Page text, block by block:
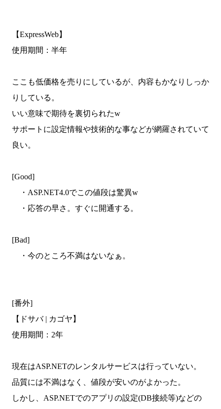
【ExpressWeb】
使用期間：半年
ここも低価格を売りにしているが、内容もかなりしっか
りしている。
いい意味で期待を裏切られたw
サポートに設定情報や技術的な事などが網羅されていて
良い。
[Good]
・ASP.NET4.0でこの値段は驚異w
・応答の早さ。すぐに開通する。
[Bad]
・今のところ不満はないなぁ。
[番外]
【ドサバ | カゴヤ】
使用期間：2年
現在はASP.NETのレンタルサービスは行っていない。
品質には不満はなく、値段が安いのがよかった。
しかし、ASP.NETでのアプリの設定(DB接続等)などの